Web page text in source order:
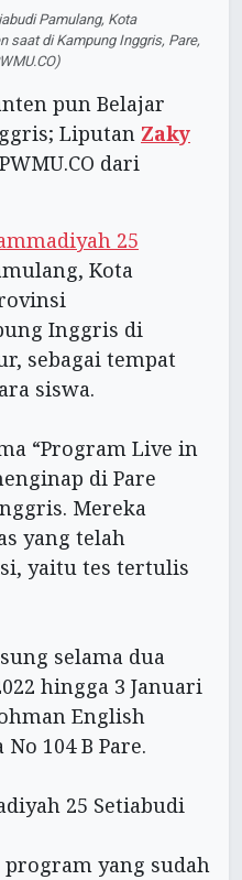
Pamulang, Kota
saat di Kampung Inggris, Pare,
pun Belajar
Liputan Zaky
dari
25
Kota
Inggris di
sebagai tempat
siswa.
“Program Live in
di Pare
Mereka
yang telah
yaitu tes tertulis
selama dua
hingga 3 Januari
English
104 B Pare.
25 Setiabudi
yang sudah